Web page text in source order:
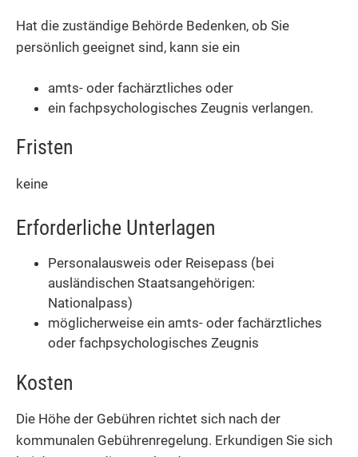
Hat die zuständige Behörde Bedenken, ob Sie
persönlich geeignet sind, kann sie ein
amts- oder fachärztliches oder
ein fachpsychologisches Zeugnis verlangen.
Fristen
keine
Erforderliche Unterlagen
Personalausweis oder Reisepass (bei
ausländischen Staatsangehörigen:
Nationalpass)
möglicherweise ein amts- oder fachärztliches
oder fachpsychologisches Zeugnis
Kosten
Die Höhe der Gebühren richtet sich nach der
kommunalen Gebührenregelung. Erkundigen Sie sich